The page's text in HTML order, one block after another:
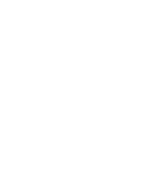
من كوريا